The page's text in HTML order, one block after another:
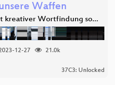
Waffen
kreativer Wortfindung so…
12-27
21.0k
37C3: Unlocked